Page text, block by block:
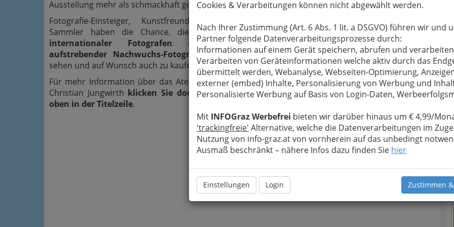
Cookies & Verarbeitungen können nicht abgewählt werden.
Nach Ihrer Zustimmung (Art. 6 Abs. 1 lit. a DSGVO) führen wir und
Partner folgende Datenverarbeitungsprozesse durch:
Informationen auf einem Gerät speichern, abrufen und
Verarbeiten von Geräteinformationen welche aktiv durch das
übermittelt werden, Webanalyse, Webseiten-Optimierung,
externer (embed) Inhalte, Personalisierung von Werbung und
Personalisierte Werbung auf Basis von Login-Daten,
Mit INFOGraz Werbefrei bieten wir darüber hinaus um € 4,99/
'trackingfreie' Alternative, welche die Datenverarbeitungen im
Nutzung von info-graz.at von vornherein auf das unbedingt
Ausmaß beschränkt – nähere Infos dazu finden Sie hier
Einstellungen Login Zustimmen
Atelier Christian Jungwirth,
Opernring 12, 8010 Graz
Ausstellung mehr als schmackhaft gemacht.
Fotografie-Einsteiger, Kunstfreunde, Enthusiasten und
Sammler haben die Chance, die
Werke erfolgreicher,
internationaler Fotografen ebenso wie Bilder
aufstrebender Nachwuchs-Fotografenmit Potential zu
sehen und auf Wunsch auch zu kaufen.
Für mehr Information über das Atelier und den Fotografen
Christian Jungwirth klicken Sie doch auf das Icon rechts
oben in der Titelzeile.